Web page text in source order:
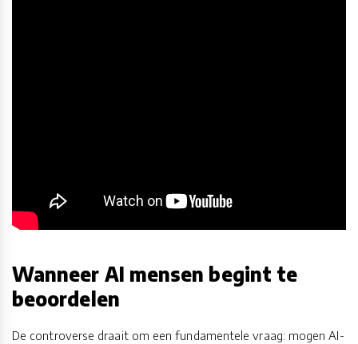
Wanneer AI mensen begint te
beoordelen
De controverse draait om een fundamentele vraag: mogen AI-